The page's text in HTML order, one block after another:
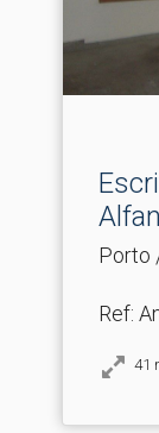
Porto
Ref:
41